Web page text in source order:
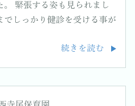
。 緊張する姿も見られまし
でしっかり健診を受ける事が
続きを読む